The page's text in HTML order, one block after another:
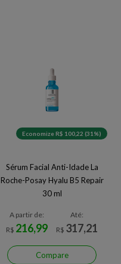
Economize R$ 100,22 (31%)
Sérum Facial Anti-Idade La
Roche-Posay Hyalu B5 Repair
30 ml
A partir de:
R$ 216,99
Até:
R$ 317,21
Compare